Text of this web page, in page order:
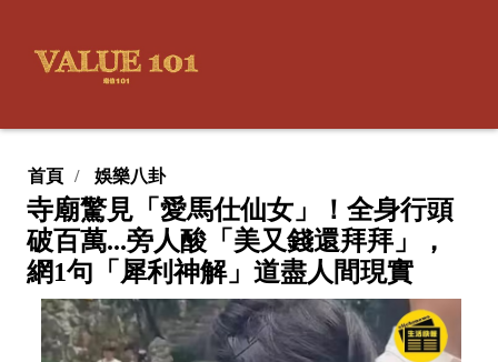
首頁 娛樂八卦
寺廟驚見「愛馬仕仙女」！全身行頭
破百萬...旁人酸「美又錢還拜拜」，
網1句「犀利神解」道盡人間現實